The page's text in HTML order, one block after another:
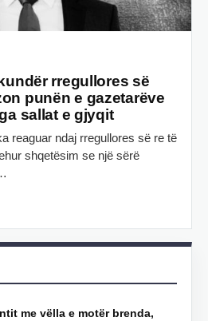
rregullores së
punën e gazetarëve
sallat e gjyqit
reaguar ndaj rregullores së re të
shqetësim se një sërë
me vëlla e motër brenda,